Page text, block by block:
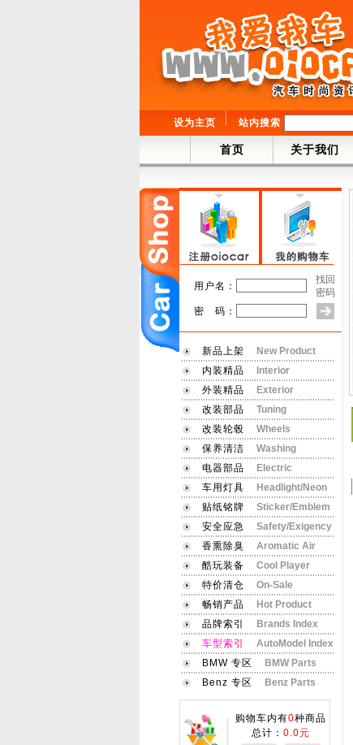
设为主页 站内搜索
首页 关于我们
用户名：
找回
密码
密 码：
新品上架
New Product
内装精品
Interior
外装精品
Exterior
改装部品
Tuning
改装轮毂
Wheels
保养清洁
Washing
电器部品
Electric
车用灯具
Headlight/Neon
贴纸铭牌
Sticker/Emblem
安全应急
Safety/Exigency
香熏除臭
Aromatic Air
酷玩装备
Cool Player
特价清仓
On-Sale
畅销产品
Hot Product
品牌索引
Brands Index
车型索引
AutoModel Index
BMW 专区
BMW Parts
Benz 专区
Benz Parts
购物车内有0种商品
总计： 0.0元